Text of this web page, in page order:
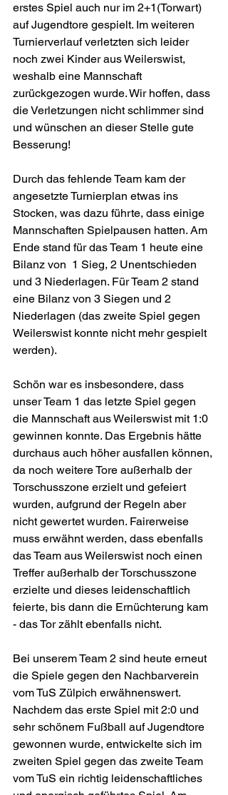
erstes Spiel auch nur im 2+1(Torwart)
auf Jugendtore gespielt. Im weiteren
Turnierverlauf verletzten sich leider
noch zwei Kinder aus Weilerswist,
weshalb eine Mannschaft
zurückgezogen wurde. Wir hoffen, dass
die Verletzungen nicht schlimmer sind
und wünschen an dieser Stelle gute
Besserung!
Durch das fehlende Team kam der
angesetzte Turnierplan etwas ins
Stocken, was dazu führte, dass einige
Mannschaften Spielpausen hatten. Am
Ende stand für das Team 1 heute eine
Bilanz von  1 Sieg, 2 Unentschieden
und 3 Niederlagen. Für Team 2 stand
eine Bilanz von 3 Siegen und 2
Niederlagen (das zweite Spiel gegen
Weilerswist konnte nicht mehr gespielt
werden).
Schön war es insbesondere, dass
unser Team 1 das letzte Spiel gegen
die Mannschaft aus Weilerswist mit 1:0
gewinnen konnte. Das Ergebnis hätte
durchaus auch höher ausfallen können,
da noch weitere Tore außerhalb der
Torschusszone erzielt und gefeiert
wurden, aufgrund der Regeln aber
nicht gewertet wurden. Fairerweise
muss erwähnt werden, dass ebenfalls
das Team aus Weilerswist noch einen
Treffer außerhalb der Torschusszone
erzielte und dieses leidenschaftlich
feierte, bis dann die Ernüchterung kam
- das Tor zählt ebenfalls nicht.
Bei unserem Team 2 sind heute erneut
die Spiele gegen den Nachbarverein
vom TuS Zülpich erwähnenswert.
Nachdem das erste Spiel mit 2:0 und
sehr schönem Fußball auf Jugendtore
gewonnen wurde, entwickelte sich im
zweiten Spiel gegen das zweite Team
vom TuS ein richtig leidenschaftliches